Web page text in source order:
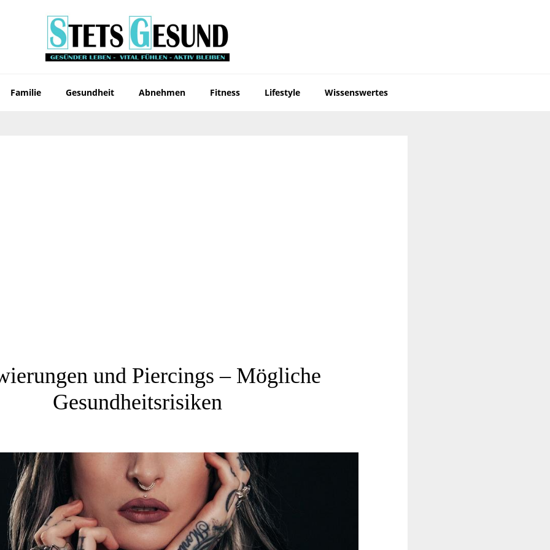
Familie Gesundheit Abnehmen Fitness Lifestyle Wissenswertes
und Piercings – Mögliche
Gesundheitsrisiken